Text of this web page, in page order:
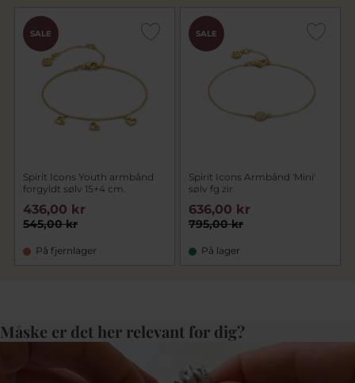
SALE
Spirit Icons Youth armbånd
forgyldt sølv 15+4 cm.
545,00 kr
436,00 kr
På fjernlager
SALE
Spirit Icons Armbånd 'Mini'
sølv fg zir
795,00 kr
636,00 kr
På lager
Måske er det her relevant for dig?